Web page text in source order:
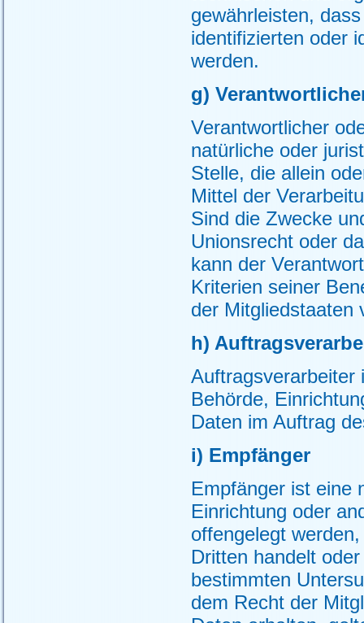
gewährleisten,
identifizierten oder
werden.
g)
Verantwortlicher
natürliche oder
Stelle, die allein
Mittel der
Sind die Zwecke
Unionsrecht oder
kann der
Kriterien seiner
der Mitgliedstaaten
h)
Auftragsverarbeiter
Behörde,
Daten im Auftrag
i) Empfänger
Empfänger ist eine
Einrichtung oder
offengelegt
Dritten handelt
bestimmten
dem Recht der